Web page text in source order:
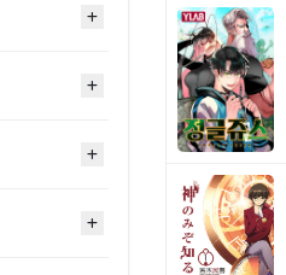
2020
2020
2020
2020
2020